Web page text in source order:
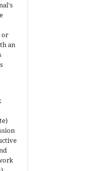
or
an